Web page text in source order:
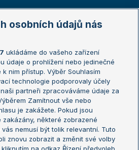
Australian Open
French Open
Wimbledon
US Open
Turnaj mistrů
Turnaj mistryň
osobních údajů nás
ukládáme do vašeho zařízení
údaje o prohlížení nebo jedinečné
nim přístup. Výběr Souhlasím
technologie podporovaly účely
partneři zpracováváme údaje za
Zamítnout vše nebo
je zakážete. Pokud jsou
některé zobrazené
nemusí být tolik relevantní. Tuto
znovu zobrazit a změnit své volby